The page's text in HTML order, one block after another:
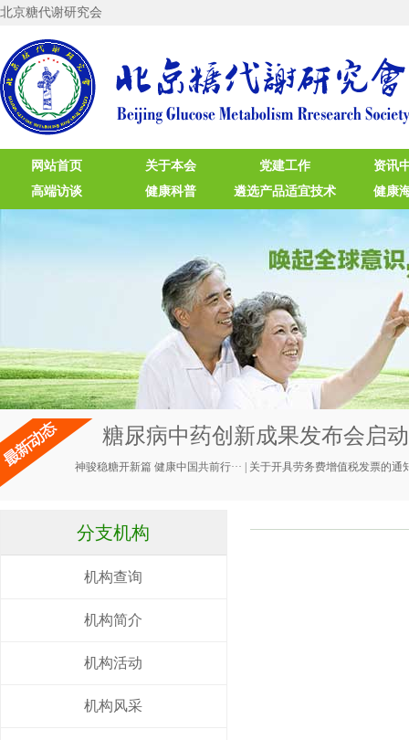
北京糖代谢研究会
网站首页 关于本会 党建工作
资讯
高端访谈
健康科普 遴选产品适宜技术 健康
糖尿病中药创新成果发布会启动
神骏稳糖开新篇 健康中国共前行··· 关于开具劳务费增值税发票的通
分支机构
机构查询
机构简介
机构活动
机构风采